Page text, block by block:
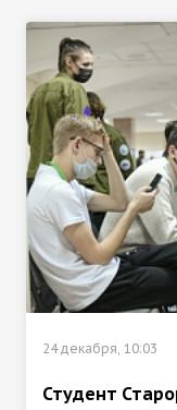
24 декабря, 10:03
Студент